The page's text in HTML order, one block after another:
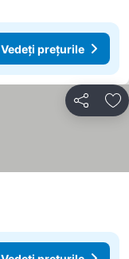
Vedeți prețurile
Distribuiți